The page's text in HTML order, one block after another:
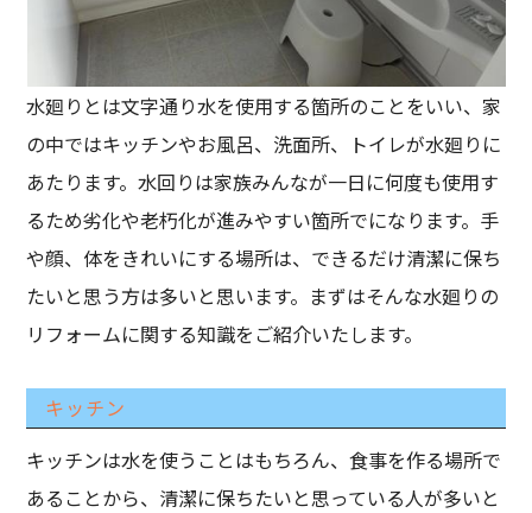
水廻りとは文字通り水を使用する箇所のことをいい、家
の中ではキッチンやお風呂、洗面所、トイレが水廻りに
あたります。水回りは家族みんなが一日に何度も使用す
るため劣化や老朽化が進みやすい箇所でになります。手
や顔、体をきれいにする場所は、できるだけ清潔に保ち
たいと思う方は多いと思います。まずはそんな水廻りの
リフォームに関する知識をご紹介いたします。
キッチン
キッチンは水を使うことはもちろん、食事を作る場所で
あることから、清潔に保ちたいと思っている人が多いと